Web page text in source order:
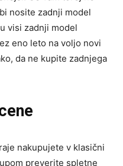
nosite zadnji model
visi zadnji model
eno leto na voljo novi
da ne kupite zadnjega
nakupujete v klasični
preverite spletne